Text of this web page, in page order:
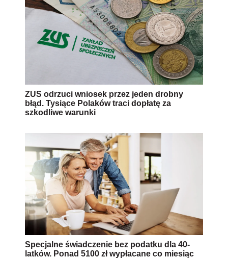
ZUS odrzuci wniosek przez jeden drobny
błąd. Tysiące Polaków traci dopłatę za
szkodliwe warunki
Specjalne świadczenie bez podatku dla 40-
latków. Ponad 5100 zł wypłacane co miesiąc